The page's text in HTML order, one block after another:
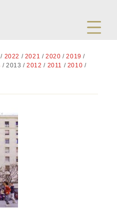
/ 2022 / 2021 /2020 /2019 /
/ 2013 /2012 / 2011 / 2010 /